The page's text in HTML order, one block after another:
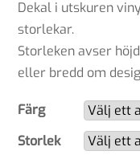
Dekal i utskuren
storlekar.
Storleken avser
eller bredd om
Färg
Storlek